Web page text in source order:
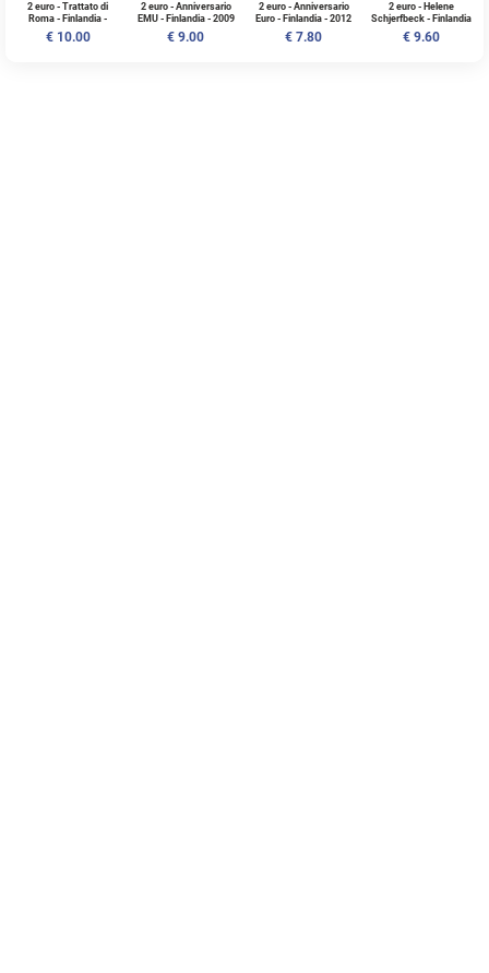
2 euro - Trattato di
Roma - Finlandia -
2007 - UNC
€ 10.00
2 euro - Anniversario
EMU - Finlandia - 2009
- UNC
€ 9.00
2 euro - Anniversario
Euro - Finlandia - 2012
- UNC
€ 7.80
2 euro - Helene
Schjerfbeck - Finlandia
- 2012 - UNC
€ 9.60